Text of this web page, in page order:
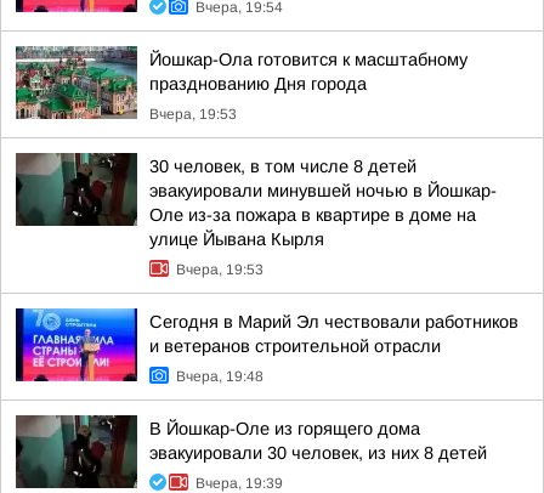
Вчера, 19:54
Йошкар-Ола готовится к масштабному
празднованию Дня города
Вчера, 19:53
30 человек, в том числе 8 детей
эвакуировали минувшей ночью в Йошкар-
Оле из-за пожара в квартире в доме на
улице Йывана Кырля
Вчера, 19:53
Сегодня в Марий Эл чествовали работников
и ветеранов строительной отрасли
Вчера, 19:48
В Йошкар-Оле из горящего дома
эвакуировали 30 человек, из них 8 детей
Вчера, 19:39